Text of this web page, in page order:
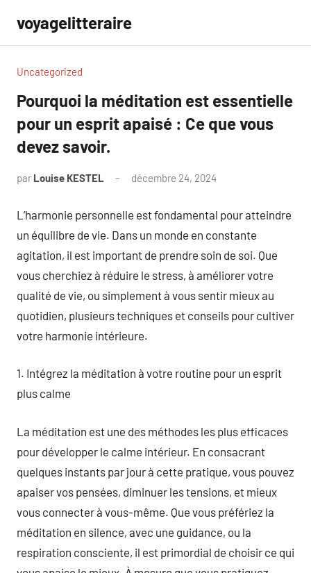
contenu
voyagelitteraire
Uncategorized
Pourquoi la méditation est essentielle
pour un esprit apaisé : Ce que vous
devez savoir.
par Louise KESTEL décembre 24, 2024
L’harmonie personnelle est fondamental pour atteindre
un équilibre de vie. Dans un monde en constante
agitation, il est important de prendre soin de soi. Que
vous cherchiez à réduire le stress, à améliorer votre
qualité de vie, ou simplement à vous sentir mieux au
quotidien, plusieurs techniques et conseils pour cultiver
votre harmonie intérieure.
1. Intégrez la méditation à votre routine pour un esprit
plus calme
La méditation est une des méthodes les plus efficaces
pour développer le calme intérieur. En consacrant
quelques instants par jour à cette pratique, vous pouvez
apaiser vos pensées, diminuer les tensions, et mieux
vous connecter à vous-même. Que vous préfériez la
méditation en silence, avec une guidance, ou la
respiration consciente, il est primordial de choisir ce qui